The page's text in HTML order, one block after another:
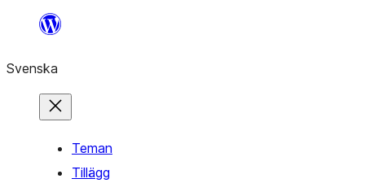
Hoppa
innehåll
Svenska
Teman
Tillägg